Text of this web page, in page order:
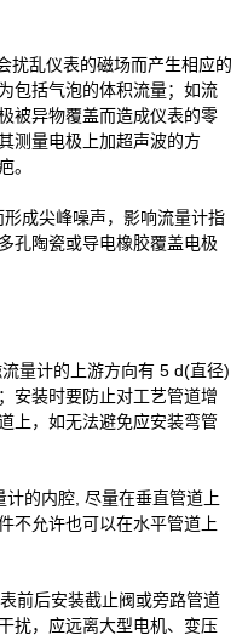
扰乱仪表的磁场而产生相应的
包括气泡的体积流量；如流
被异物覆盖而造成仪表的零
测量电极上加超声波的方
。
成尖峰噪声，影响流量计指
孔陶瓷或导电橡胶覆盖电极
量计的上游方向有 5 d(直径)
安装时要防止对工艺管道增
上，如无法避免应安装弯管
计的内腔, 尽量在垂直管道上
不允许也可以在水平管道上
前后安装截止阀或旁路管道
扰，应远离大型电机、变压